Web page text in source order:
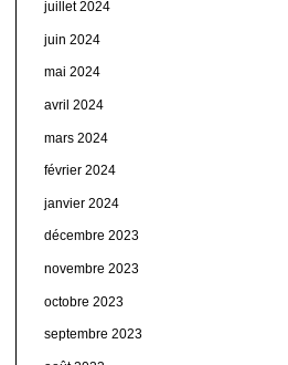
juillet 2024
juin 2024
mai 2024
avril 2024
mars 2024
février 2024
janvier 2024
décembre 2023
novembre 2023
octobre 2023
septembre 2023